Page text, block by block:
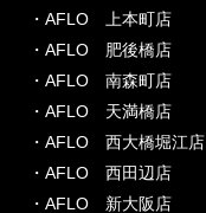
・AFLO 上本町店
・AFLO 肥後橋店
・AFLO 南森町店
・AFLO 天満橋店
・AFLO 西大橋堀江店
・AFLO 西田辺店
・AFLO 新大阪店